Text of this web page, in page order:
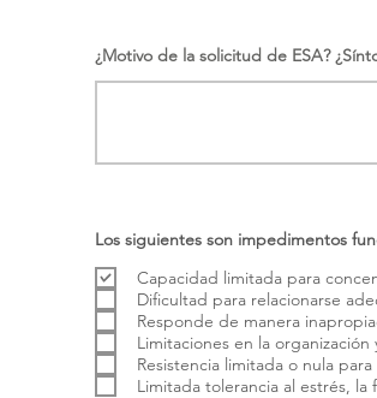
¿Motivo de la solicitud de ESA?
Los siguientes son impedimentos
Capacidad limitada para
Dificultad para relacionarse
Responde de manera
Limitaciones en la organización
Resistencia limitada o nula
Limitada tolerancia al estrés, la